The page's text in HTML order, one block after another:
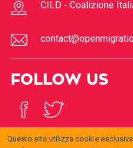
CONTATTACI
CILD - Coalizione
FOLLOW US
Questo sito utilizza cookie